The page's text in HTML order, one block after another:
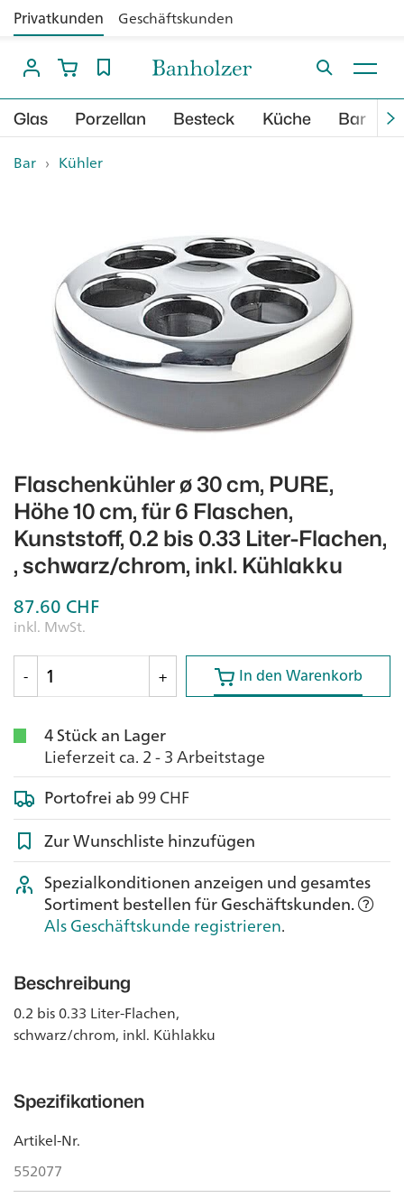
Privatkunden Geschäftskunden
Glas Porzellan Besteck Küche Bar
Bar › Kühler
Flaschenkühler ø 30 cm, PURE,
Höhe 10 cm, für 6 Flaschen,
Kunststoff, 0.2 bis 0.33 Liter-Flachen,
, schwarz/chrom, inkl. Kühlakku
87.60 CHF
inkl. MwSt.
-
+ In den Warenkorb
In den Warenkorb
4 Stück an Lager
Lieferzeit ca. 2 - 3 Arbeitstage
Portofrei ab99 CHF
Zur Wunschliste hinzufügen
Spezialkonditionen anzeigen und gesamtes
Sortiment bestellen für Geschäftskunden.
Als Geschäftskunde registrieren.
Beschreibung
0.2 bis 0.33 Liter-Flachen,
schwarz/chrom, inkl. Kühlakku
Spezifikationen
Artikel-Nr.
552077